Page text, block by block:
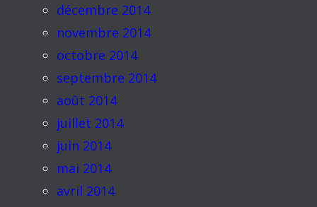
décembre 2014
novembre 2014
octobre 2014
septembre 2014
août 2014
juillet 2014
juin 2014
mai 2014
avril 2014